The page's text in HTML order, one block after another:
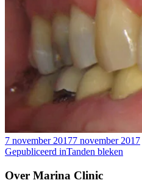
Geplaatst
op
7 november 20177 november 2017
Bericht
navigatie
Gepubliceerd inTanden bleken
Over Marina Clinic